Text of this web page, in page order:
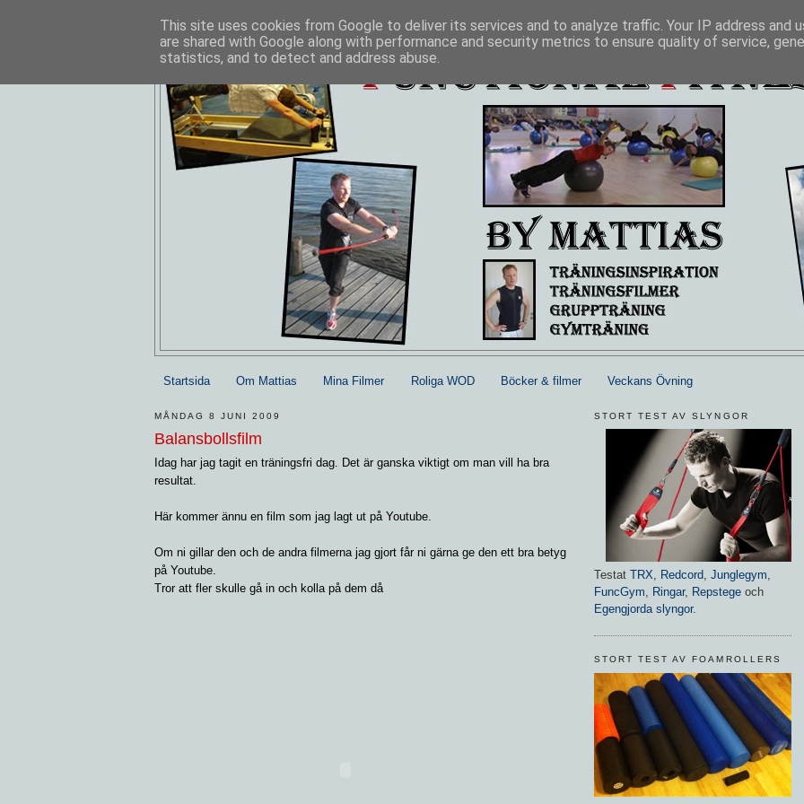
Startsida Om Mattias Mina Filmer Roliga WOD Böcker & filmer Veckans Övning
MÅNDAG 8 JUNI 2009
Balansbollsfilm
Idag har jag tagit en träningsfri dag. Det är ganska viktigt om man vill ha bra
resultat.
Här kommer ännu en film som jag lagt ut på Youtube.
Om ni gillar den och de andra filmerna jag gjort får ni gärna ge den ett bra betyg
på Youtube.
Tror att fler skulle gå in och kolla på dem då
STORT TEST AV SLYNGOR
Testat TRX, Redcord, Junglegym,
FuncGym, Ringar, Repstege och
Egengjorda slyngor.
STORT TEST AV FOAMROLLERS
This site uses cookies from Google to deliver its services and to analyze traffic. Your IP address and
are shared with Google along with performance and security metrics to ensure quality of service,
statistics, and to detect and address abuse.